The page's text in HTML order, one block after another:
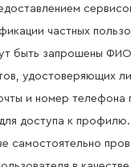
частных
быть запрошены
удостоверяющих
и номер телефона
доступа к
самостоятельно